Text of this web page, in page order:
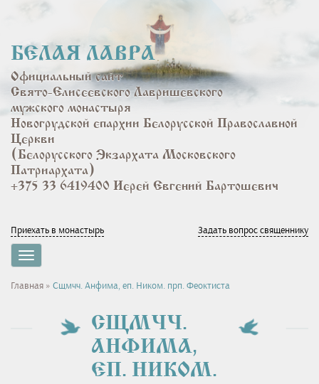
основному
содержанию
БЕЛАЯ ЛАВРА
Официальный сайт
Свято-Елисеевского Лавришевского
мужского монастыря
Новогрудской епархии Белорусской Православной
Церкви
(Белорусского Экзархата Московского
Патриархата)
+375 33 6419400 Иерей Евгений Бартошевич
Приехать в монастырь Задать вопрос священнику
Toggle
navigation
Вы
Главная » Сщмчч. Анфима, еп. Ником. прп. Феоктиста
СЩМЧЧ.
АНФИМА,
ЕП. НИКОМ.